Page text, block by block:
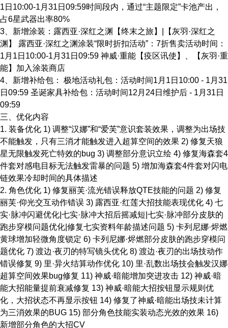
1日10:00-1月31日09:59时间段内，通过“主题限定”卡池产出，
占6星武器出率80%
3、新增涂装：露西亚·深红之渊【终末之旅】|【灰羽·深红之
渊】 露西亚·深红之渊涂装“限时折扣活动”：7折售卖活动时间：
1月1日10:00-1月31日09:59 神威·重能【疫区讯使】、【灰羽·重
能】加入涂装商店
4、新增补给包： 极地活动礼包：活动时间1月1日10:00 - 1月31
日09:59 圣诞家具补给包：活动时间12月24日维护后 - 1月31日
09:59
三、优化内容
1. 装备优化 1) 调整“汉娜”和“爱芙”意识套装效果，调整为出场技
不能触发，只有三消才能触发进入超算空间的效果 2) 修复天狼
星无限触发死亡特效的bug 3) 调整部分意识立绘 4) 修复海森套4
件套对感电目标无法触发雷暴的问题 5) 增加海森套4件套对闪电
链效果冷却时间的具体描述
2. 角色优化 1) 修复丽芙·流光错误释放QTE技能的问题 2) 修复
丽芙·仰光交互动作错误 3) 露西亚·红莲大招技能表现优化 4) 七
实·脉冲闪避优化|七实·脉冲大招后摇减短|七实·脉冲部分皮肤的
跑步穿模问题优化|修复七实资料年龄描述问题 5) 卡列尼娜·烬燃
黄球增加轻微角度锁定 6) 卡列尼娜·烬燃部分皮肤的跑步穿模问
题优化 7) 渡边·夜刃的特写镜头优化 8) 渡边·夜刃的出场技动作
错误修复 9) 里·异火结算动作优化 10) 里·乱数出场技会触发汉娜
超算空间效果bug修复 11) 神威·暗能增加突进攻击 12) 神威·暗
能大招能量提前衰减修复 13) 神威·暗能大招按钮显示规则优
化，大招状态不再显示按钮 14) 修复了神威·暗能出场技未计算
为三消效果的BUG 15) 部分角色技能实装动态光效的效果 16)
新增部分角色的大招CV